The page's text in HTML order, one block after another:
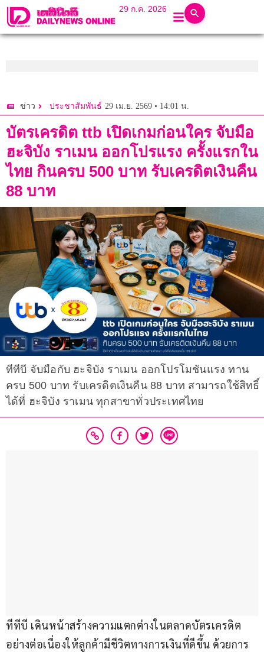
29 ก.ค. 2026
ข่าว ประชาสัมพันธ์ 29 เม.ย. 2569 • 14:01 น.
บัตรเครดิต ttb เปิดเกมก่อนใคร จับมือ
ฮะจิบัง ราเมน ออกโปรแรง ครั้งแรกใน
ไทย กินครบ 500 บาท รับเครดิตเงินคืน
88 บาท
ทีทีบี จับมือกับ ฮะจิบัง ราเมน ออกโปรโมชันแรง ทาน
ครบ 500 บาท รับเครดิตเงินคืน 88 บาท สามารถใช้สิทธิ์
ได้ที่ ฮะจิบัง ราเมน ทุกสาขาทั่วประเทศไทย
ทีทีบี เดินหน้าสร้างความแตกต่างในตลาดบัตรเครดิต
อย่างต่อเนื่องให้ลูกค้ามีชีวิตทางการเงินที่ดีขึ้น ด้วยการ